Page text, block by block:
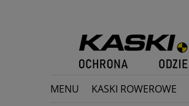
MENU KASKI ROWEROWE